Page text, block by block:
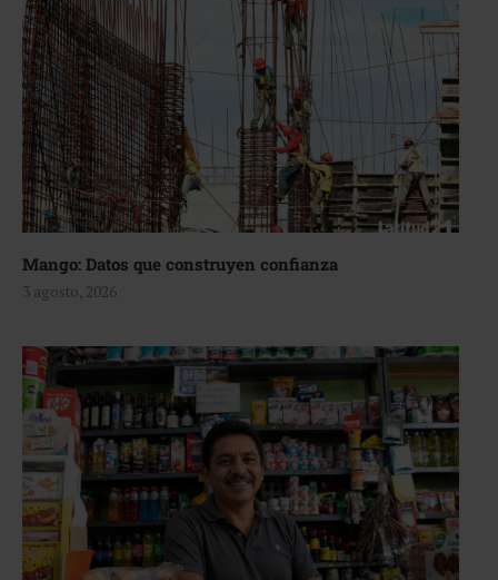
Mango: Datos que construyen confianza
3 agosto, 2026